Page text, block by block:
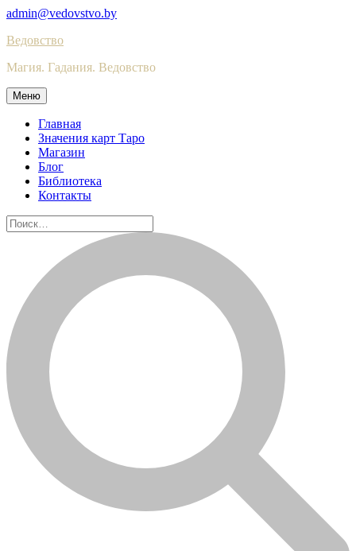
Skip
content
admin@vedovstvo.by
Ведовство
Магия. Гадания. Ведовство
Меню
Главная
Значения карт Таро
Магазин
Блог
Библиотека
Контакты
Найти: